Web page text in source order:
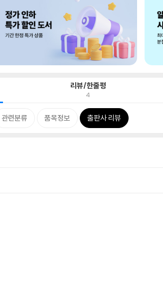
리뷰/한줄평
4
관련분류 품목정보 출판사 리뷰